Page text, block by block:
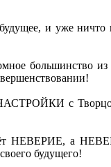
и уже
большинство
с
НЕВЕРИЕ, а
будущего!